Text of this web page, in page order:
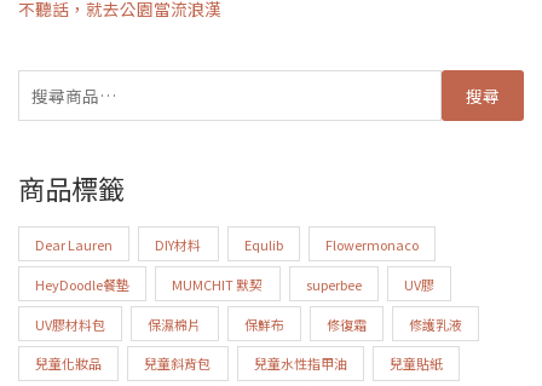
不聽話，就去公園當流浪漢
搜尋
商品標籤
Dear Lauren DIY材料 Equlib Flowermonaco
HeyDoodle餐墊 MUMCHIT 默契 superbee UV膠
UV膠材料包 保濕棉片 保鮮布 修復霜 修護乳液
兒童化妝品 兒童斜背包 兒童水性指甲油 兒童貼紙